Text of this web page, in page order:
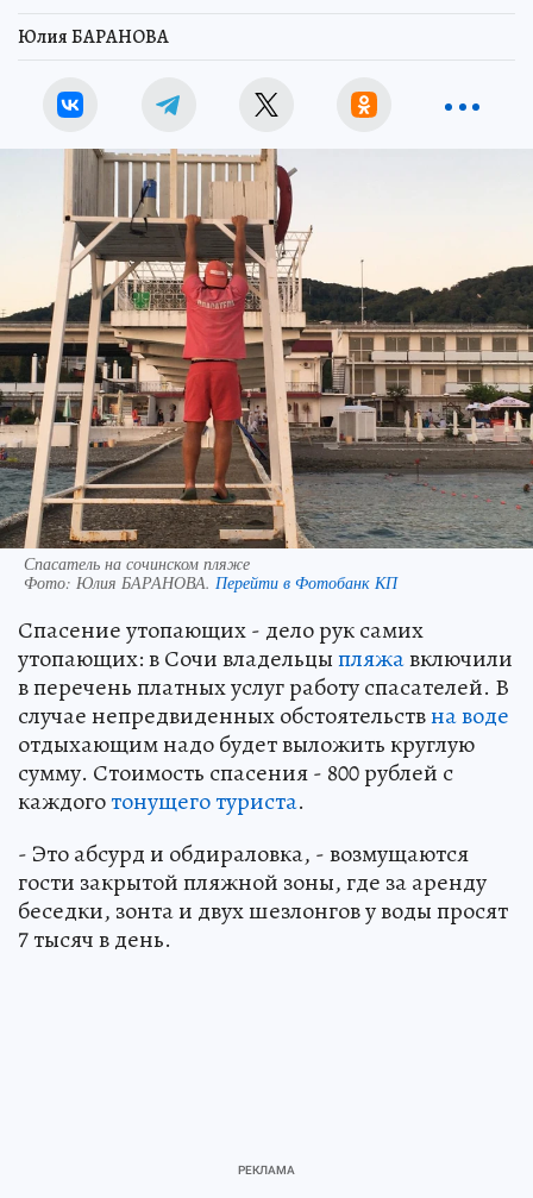
Юлия БАРАНОВА
Спасатель на сочинском пляже
Фото: Юлия БАРАНОВА. Перейти в Фотобанк КП
Спасение утопающих - дело рук самих
утопающих: в Сочи владельцыпляжавключили
в перечень платных услуг работу спасателей. В
случае непредвиденных обстоятельствна воде
отдыхающим надо будет выложить круглую
сумму. Стоимость спасения - 800 рублей с
каждоготонущего туриста.
- Это абсурд и обдираловка, - возмущаются
гости закрытой пляжной зоны, где за аренду
беседки, зонта и двух шезлонгов у воды просят
7 тысяч в день.